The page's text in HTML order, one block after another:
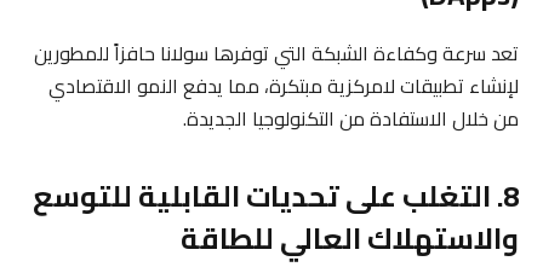
تعد سرعة وكفاءة الشبكة التي توفرها سولانا حافزاً للمطورين
لإنشاء تطبيقات لامركزية مبتكرة، مما يدفع النمو الاقتصادي
من خلال الاستفادة من التكنولوجيا الجديدة.
8. التغلب على تحديات القابلية للتوسع
والاستهلاك العالي للطاقة